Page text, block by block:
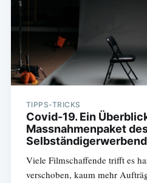
TIPPS-TRICKS
Covid-19. Ein
Massnahmenpaket
Viele Filmschaffende trifft es
verschoben, kaum mehr